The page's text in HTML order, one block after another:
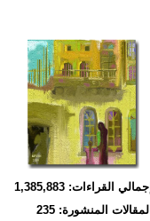
إجمالي القراءات: 1,385,883
المقالات المنشورة: 235